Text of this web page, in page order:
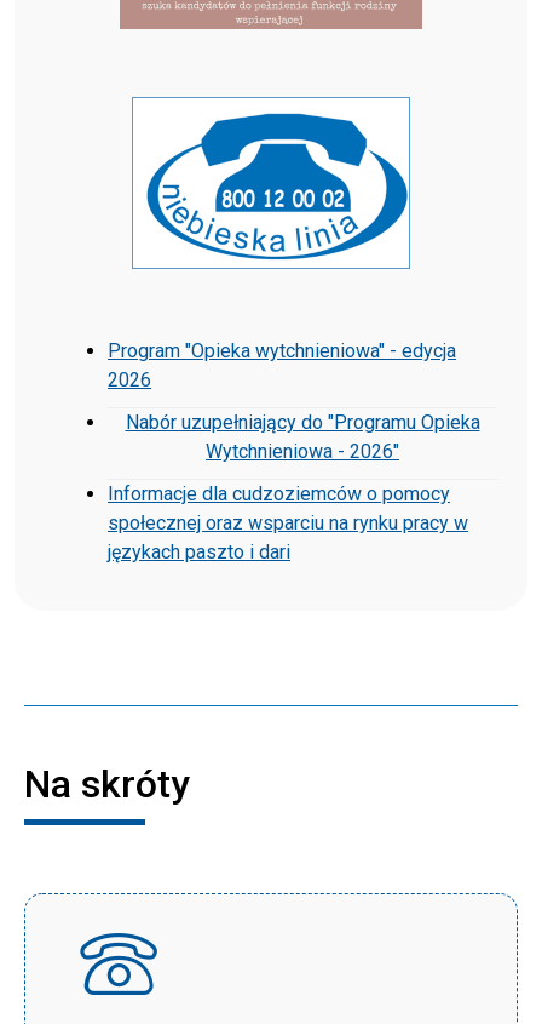
Program "Opieka wytchnieniowa" - edycja
2026
Nabór uzupełniający do "Programu Opieka
Wytchnieniowa - 2026"
Informacje dla cudzoziemców o pomocy
społecznej oraz wsparciu na rynku pracy w
językach paszto i dari
Na skróty